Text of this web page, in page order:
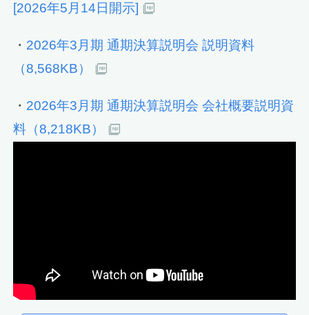
[2026年5月14日開示]
・ 2026年3月期 通期決算説明会 説明資料
（8,568KB）
・ 2026年3月期 通期決算説明会 会社概要説明資
料（8,218KB）